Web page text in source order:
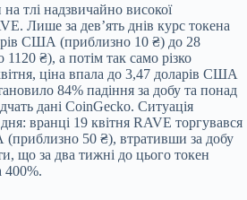
тлі надзвичайно високої
Лише за дев’ять днів курс токена
США (приблизно 10 ₴) до 28
₴), а потім так само різко
ціна впала до 3,47 доларів США
84% падіння за добу та понад
дані CoinGecko. Ситуація
вранці 19 квітня RAVE торгувався
50 ₴), втративши за добу
що за два тижні до цього токен
400%.